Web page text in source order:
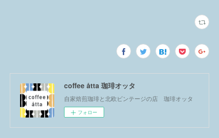
coffee åtta 珈琲オッタ
自家焙煎珈琲と北欧ビンテージの店 珈琲オッタ
フォロー